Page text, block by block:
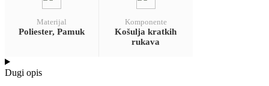
Materijal
Poliester, Pamuk
Komponente
Košulja kratkih
rukava
Dugi opis